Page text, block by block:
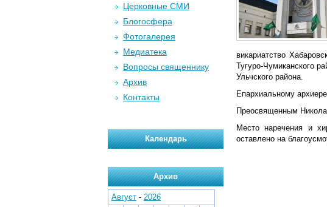
викариатство
Тугуро-Чумиканского
Ульчского района.
Епархиальному
Преосвященным
Место наречения и
оставлено на
Церковные СМИ
Блогосфера
Фотогалерея
Медиатека
Вопросы священнику
Архив
Контакты
Календарь
Архив
Август - 2026